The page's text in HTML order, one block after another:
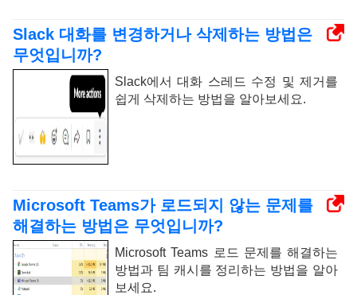
Slack 대화를 변경하거나 삭제하는 방법은
무엇입니까?
Slack에서 대화 스레드 수정 및 제거를
쉽게 삭제하는 방법을 알아보세요.
Microsoft Teams가 로드되지 않는 문제를
해결하는 방법은 무엇입니까?
Microsoft Teams 로드 문제를 해결하는
방법과 팀 캐시를 정리하는 방법을 알아
보세요.